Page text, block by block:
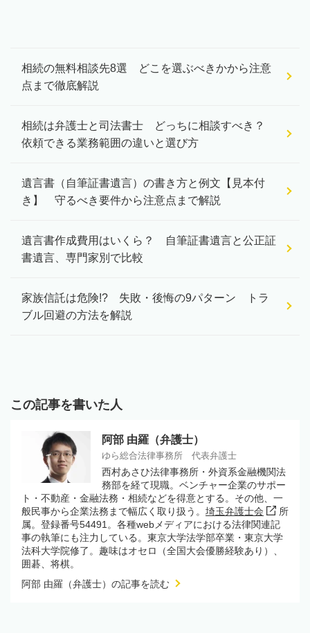
相続の無料相談先8選 どこを選ぶべきかから注意
点まで徹底解説
相続は弁護士と司法書士 どっちに相談すべき？
依頼できる業務範囲の違いと選び方
遺言書（自筆証書遺言）の書き方と例文【見本付
き】 守るべき要件から注意点まで解説
遺言書作成費用はいくら？ 自筆証書遺言と公正証
書遺言、専門家別で比較
家族信託は危険!? 失敗・後悔の9パターン トラ
ブル回避の方法を解説
この記事を書いた人
阿部 由羅（弁護士）
ゆら総合法律事務所 代表弁護士
西村あさひ法律事務所・外資系金融機関法
務部を経て現職。ベンチャー企業のサポー
ト・不動産・金融法務・相続などを得意とする。その他、一
般民事から企業法務まで幅広く取り扱う。 埼玉弁護士会
所
属。登録番号54491。各種webメディアにおける法律関連記
事の執筆にも注力している。東京大学法学部卒業・東京大学
法科大学院修了。趣味はオセロ（全国大会優勝経験あり）、
囲碁、将棋。
阿部 由羅（弁護士）の記事を読む